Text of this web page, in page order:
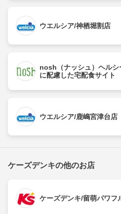
ウエルシア/神栖堀割店
nosh（ナッシュ）ヘルシ
に配慮した宅配食サイト
ウエルシア/鹿嶋宮津台店
ケーズデンキの他のお店
ケーズデンキ/留萌パワフ